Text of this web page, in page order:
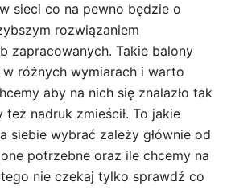
sieci co na pewno będzie o
rozwiązaniem
zapracowanych. Takie balony
różnych wymiarach i warto
aby na nich się znalazło tak
nadruk zmieścił. To jakie
siebie wybrać zależy głównie od
potrzebne oraz ile chcemy na
nie czekaj tylko sprawdź co